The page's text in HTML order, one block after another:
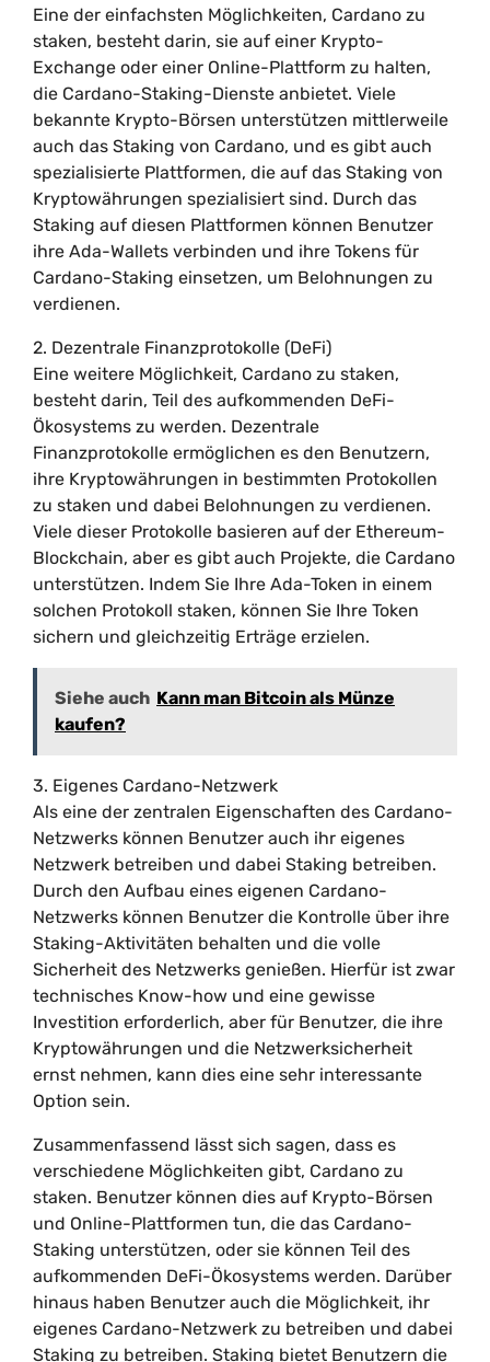
Eine der einfachsten Möglichkeiten, Cardano zu
staken, besteht darin, sie auf einer Krypto-
Exchange oder einer Online-Plattform zu halten,
die Cardano-Staking-Dienste anbietet. Viele
bekannte Krypto-Börsen unterstützen mittlerweile
auch das Staking von Cardano, und es gibt auch
spezialisierte Plattformen, die auf das Staking von
Kryptowährungen spezialisiert sind. Durch das
Staking auf diesen Plattformen können Benutzer
ihre Ada-Wallets verbinden und ihre Tokens für
Cardano-Staking einsetzen, um Belohnungen zu
verdienen.
2. Dezentrale Finanzprotokolle (DeFi)
Eine weitere Möglichkeit, Cardano zu staken,
besteht darin, Teil des aufkommenden DeFi-
Ökosystems zu werden. Dezentrale
Finanzprotokolle ermöglichen es den Benutzern,
ihre Kryptowährungen in bestimmten Protokollen
zu staken und dabei Belohnungen zu verdienen.
Viele dieser Protokolle basieren auf der Ethereum-
Blockchain, aber es gibt auch Projekte, die Cardano
unterstützen. Indem Sie Ihre Ada-Token in einem
solchen Protokoll staken, können Sie Ihre Token
sichern und gleichzeitig Erträge erzielen.
Siehe auch Kann man Bitcoin als Münze
kaufen?
3. Eigenes Cardano-Netzwerk
Als eine der zentralen Eigenschaften des Cardano-
Netzwerks können Benutzer auch ihr eigenes
Netzwerk betreiben und dabei Staking betreiben.
Durch den Aufbau eines eigenen Cardano-
Netzwerks können Benutzer die Kontrolle über ihre
Staking-Aktivitäten behalten und die volle
Sicherheit des Netzwerks genießen. Hierfür ist zwar
technisches Know-how und eine gewisse
Investition erforderlich, aber für Benutzer, die ihre
Kryptowährungen und die Netzwerksicherheit
ernst nehmen, kann dies eine sehr interessante
Option sein.
Zusammenfassend lässt sich sagen, dass es
verschiedene Möglichkeiten gibt, Cardano zu
staken. Benutzer können dies auf Krypto-Börsen
und Online-Plattformen tun, die das Cardano-
Staking unterstützen, oder sie können Teil des
aufkommenden DeFi-Ökosystems werden. Darüber
hinaus haben Benutzer auch die Möglichkeit, ihr
eigenes Cardano-Netzwerk zu betreiben und dabei
Staking zu betreiben. Staking bietet Benutzern die